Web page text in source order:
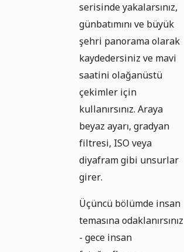
serisinde yakalarsınız,
günbatımını ve büyük
şehri panorama olarak
kaydedersiniz ve mavi
saatini olağanüstü
çekimler için
kullanırsınız. Araya
beyaz ayarı, gradyan
filtresi, ISO veya
diyafram gibi unsurlar
girer.
Üçüncü bölümde insan
temasına odaklanırsınız
- gece insan